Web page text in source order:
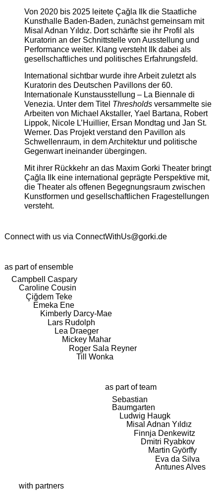
Von 2020 bis 2025 leitete Çağla Ilk die Staatliche
Kunsthalle Baden-Baden, zunächst gemeinsam mit
Misal Adnan Yıldız. Dort schärfte sie ihr Profil als
Kuratorin an der Schnittstelle von Ausstellung und
Performance weiter. Klang versteht Ilk dabei als
gesellschaftliches und politisches Erfahrungsfeld.
International sichtbar wurde ihre Arbeit zuletzt als
Kuratorin des Deutschen Pavillons der 60.
Internationale Kunstausstellung – La Biennale di
Venezia. Unter dem Titel Thresholdsversammelte sie
Arbeiten von Michael Akstaller, Yael Bartana, Robert
Lippok, Nicole L’Huillier, Ersan Mondtag und Jan St.
Werner. Das Projekt verstand den Pavillon als
Schwellenraum, in dem Architektur und politische
Gegenwart ineinander übergingen.
Mit ihrer Rückkehr an das Maxim Gorki Theater bringt
Çağla Ilk eine international geprägte Perspektive mit,
die Theater als offenen Begegnungsraum zwischen
Kunstformen und gesellschaftlichen Fragestellungen
versteht.
Connect with us via ConnectWithUs@gorki.de
as part of ensemble
Campbell Caspary
Caroline Cousin
Çiğdem Teke
Emeka Ene
Kimberly Darcy-Mae
Lars Rudolph
Lea Draeger
Mickey Mahar
Roger Sala Reyner
Till Wonka
as part of team
Sebastian
Baumgarten
Ludwig Haugk
Misal Adnan Yıldız
Finnja Denkewitz
Dmitri Ryabkov
Martin Györffy
Eva da Silva
Antunes Alves
with partners